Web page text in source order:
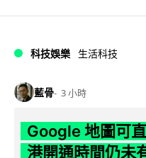
科技娛樂 生活科技
藍骨 3 小時
Google 地圖可
港開通時間仍未